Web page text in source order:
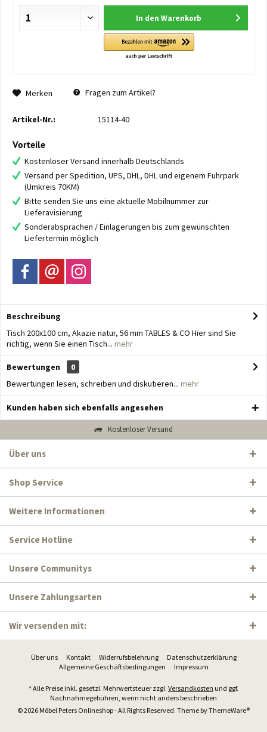
In den Warenkorb
Merken Fragen zum Artikel?
Artikel-Nr.: 15114-40
Vorteile
Kostenloser Versand innerhalb Deutschlands
Versand per Spedition, UPS, DHL, DHL und eigenem Fuhrpark
(Umkreis 70KM)
Bitte senden Sie uns eine aktuelle Mobilnummer zur
Lieferavisierung
Sonderabsprachen / Einlagerungen bis zum gewünschten
Liefertermin möglich
Beschreibung
Tisch 200x100 cm, Akazie natur, 56 mm TABLES & CO Hier sind Sie
richtig, wenn Sie einen Tisch... mehr
Bewertungen
0
Bewertungen lesen, schreiben und diskutieren... mehr
Kunden haben sich ebenfalls angesehen
Kostenloser Versand
Über uns
Shop Service
Weitere Informationen
Service Hotline
Unsere Communitys
Unsere Zahlungsarten
Wir versenden mit:
Über uns Kontakt Widerrufsbelehrung
Datenschutzerklärung
Allgemeine Geschäftsbedingungen
Impressum
* Alle Preise inkl. gesetzl. Mehrwertsteuer zzgl. Versandkosten und ggf.
Nachnahmegebühren, wenn nicht anders beschrieben
© 2026 Möbel Peters Onlineshop - All Rights Reserved. Theme byThemeWare®